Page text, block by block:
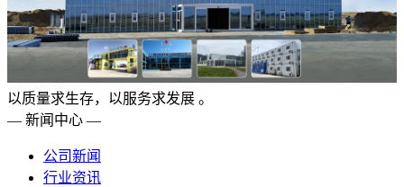
以质量求生存，以服务求发展 。
— 新闻中心 —
公司新闻
行业资讯